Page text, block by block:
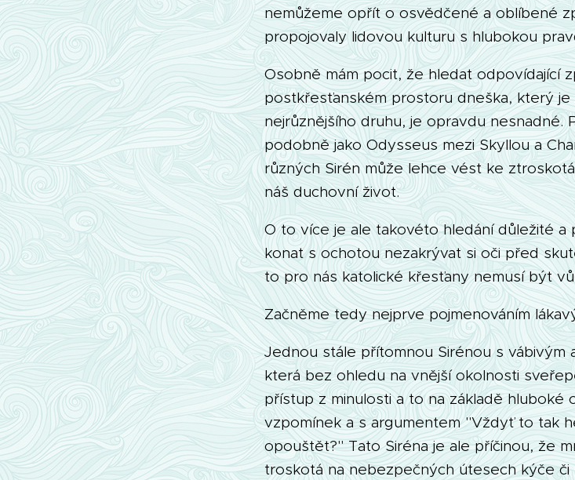
nemůžeme opřít o osvědčené a oblíbené
propojovaly lidovou kulturu s hlubokou
Osobně mám pocit, že hledat odpovídající
postkřesťanském prostoru dneška, který
nejrůznějšího druhu, je opravdu nesnadné.
podobně jako Odysseus mezi Skyllou a
různých Sirén může lehce vést ke
náš duchovní život.
O to více je ale takovéto hledání důležité
konat s ochotou nezakrývat si oči před
to pro nás katolické křesťany nemusí být
Začněme tedy nejprve pojmenováním
Jednou stále přítomnou Sirénou s vábivým
která bez ohledu na vnější okolnosti
přístup z minulosti a to na základě hluboké
vzpomínek a s argumentem "Vždyť to tak
opouštět?" Tato Siréna je ale příčinou, že
troskotá na nebezpečných útesech kýče